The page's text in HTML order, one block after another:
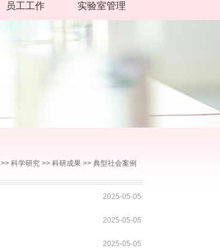
员工工作 实验室管理
>> 科学研究 >> 科研成果 >> 典型社会案例
2025-05-05
2025-05-05
2025-05-05